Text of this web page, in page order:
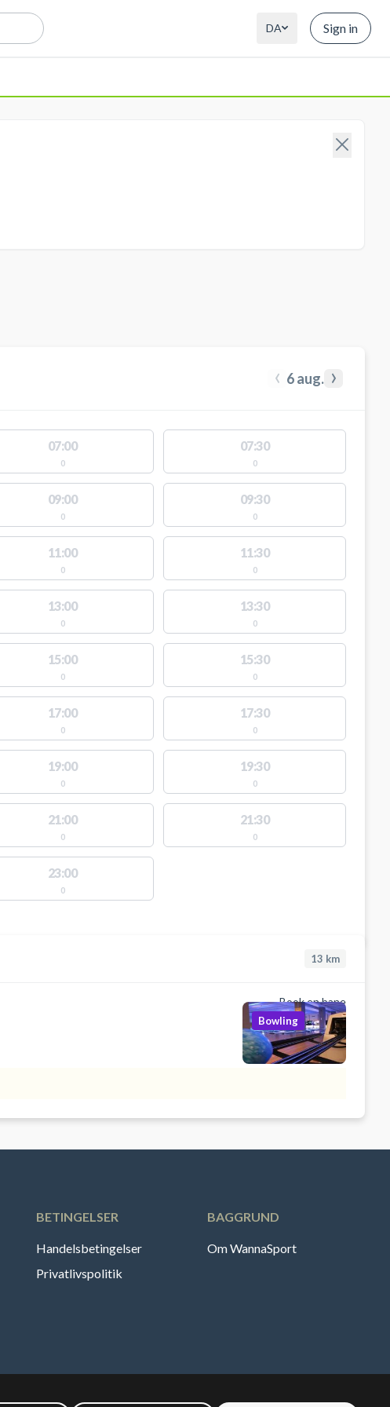
DA Sign in
‹ 6 aug. ›
07:00
0
07:30
0
09:00
0
09:30
0
11:00
0
11:30
0
13:00
0
13:30
0
15:00
0
15:30
0
17:00
0
17:30
0
19:00
0
19:30
0
21:00
0
21:30
0
23:00
0
13 km
Book en bane
Bowling
BETINGELSER
Handelsbetingelser
Privatlivspolitik
BAGGRUND
Om WannaSport